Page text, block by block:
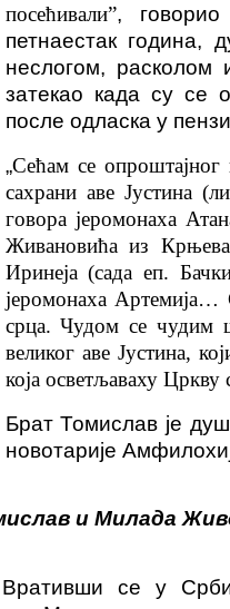
посећивали”,
петнаестак година,
неслогом, расколом
затекао када су се
после одласка у
„Сећам се опроштајног
сахрани аве Јустина
говора јеромонаха
Живановића из
Иринеја (сада еп.
јеромонаха Артемија…
срца. Чудом се чудим
великог аве Јустина,
која осветљаваху Цркву
Брат Томислав је
новотарије
и Милада
Вративши се у